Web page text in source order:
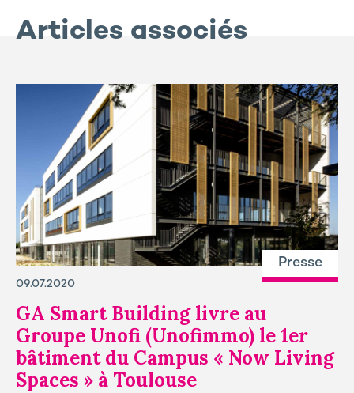
Articles associés
Presse
09.07.2020
GA Smart Building livre au
Groupe Unofi (Unofimmo) le 1er
bâtiment du Campus « Now Living
Spaces » à Toulouse